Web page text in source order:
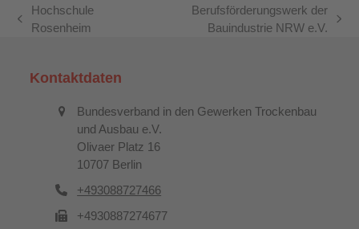
vorheriger
Hochschule
Rosenheim
Berufsförderungswerk der
Bauindustrie NRW e.V.
Kontaktdaten
Bundesverband in den Gewerken Trockenbau
und Ausbau e.V.
Olivaer Platz 16
10707 Berlin
+493088727466
+4930887274677